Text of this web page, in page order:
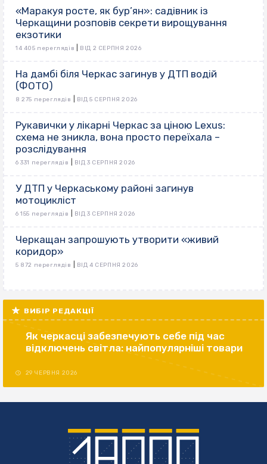
«Маракуя росте, як бур’ян»: садівник із
Черкащини розповів секрети вирощування
екзотики
14 405 переглядів ВІД 2 СЕРПНЯ 2026
На дамбі біля Черкас загинув у ДТП водій
(ФОТО)
8 275 переглядів ВІД 5 СЕРПНЯ 2026
Рукавички у лікарні Черкас за ціною Lexus:
схема не зникла, вона просто переїхала –
розслідування
6 331 переглядів ВІД 3 СЕРПНЯ 2026
У ДТП у Черкаському районі загинув
мотоцикліст
6 155 переглядів ВІД 3 СЕРПНЯ 2026
Черкащан запрошують утворити «живий
коридор»
5 872 переглядів ВІД 4 СЕРПНЯ 2026
ВИБІР РЕДАКЦІЇ
Як черкасці забезпечують себе під час
відключень світла: найпопулярніші товари
29 ЧЕРВНЯ 2026